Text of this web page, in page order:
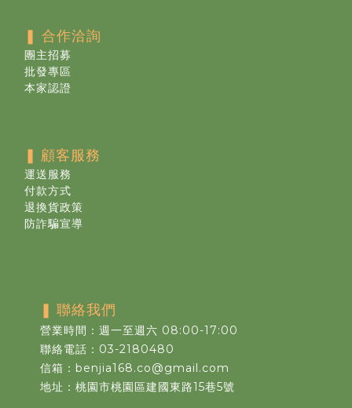
❚ 合作洽詢
團主招募
批發專區
本家認證
❚ 顧客服務
運送服務
付款方式
退換貨政策
防詐騙宣導
❚ 聯絡我們
營業時間：週一至週六 08:00-17:00
聯絡電話：03-2180480
信箱：benjia168.co@gmail.com
地址：桃園市桃園區建國東路15巷5號